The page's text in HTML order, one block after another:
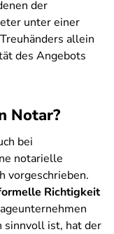
der
unter einer
allein
des Angebots
Notar?
bei
notarielle
vorgeschrieben.
Richtigkeit
sinnvoll ist, hat der